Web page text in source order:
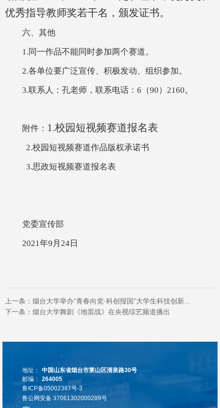
优秀指导教师奖若干名，颁发证书。
六、其他
1.同一作品不能同时参加两个赛道。
2.各单位要广泛宣传、积极发动、组织参加。
3.联系人：孔老师，联系电话：6（90）2160。
附件： 1.校园短视频赛道报名表
2.校园短视频赛道作品版权承诺书
3.思政短视频赛道报名表
党委宣传部
2021年9月24日
上一条： 烟台大学举办“青春向党·科创报国”大学生科技创新...
下一条： 烟台大学舞剧《地雷战》在央视综艺频道播出
地址：
中国山东省烟台市莱山区清泉路30号
邮编：
264005
鲁ICP备05002387号-3
鲁公网安备 37061302000289号